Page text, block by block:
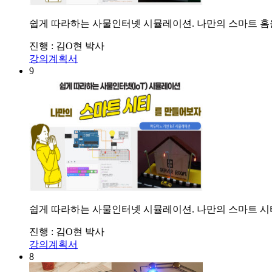
쉽게 따라하는 사물인터넷 시뮬레이션. 나만의 스마트
진행 : 김O현 박사
강의계획서
9
쉽게 따라하는 사물인터넷 시뮬레이션. 나만의 스마트
진행 : 김O현 박사
강의계획서
8